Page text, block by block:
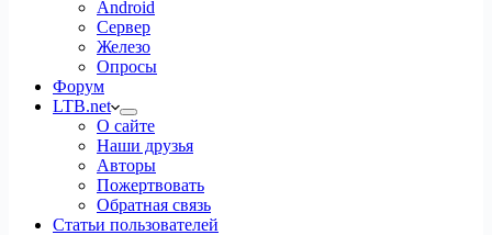
Android
Сервер
Железо
Опросы
Форум
LTB.net
О сайте
Наши друзья
Авторы
Пожертвовать
Обратная связь
Статьи пользователей